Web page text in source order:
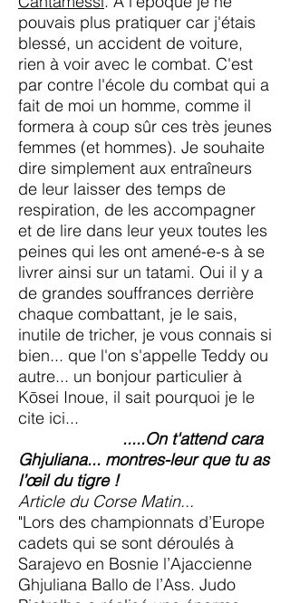
pouvais plus pratiquer car j'étais
blessé, un accident de voiture,
rien à voir avec le combat. C'est
par contre l'école du combat qui a
fait de moi un homme, comme il
formera à coup sûr ces très jeunes
femmes (et hommes). Je souhaite
dire simplement aux entraîneurs
de leur laisser des temps de
respiration, de les accompagner
et de lire dans leur yeux toutes les
peines qui les ont amené-e-s à se
livrer ainsi sur un tatami. Oui il y a
de grandes souffrances derrière
chaque combattant, je le sais,
inutile de tricher, je vous connais si
bien... que l'on s'appelle Teddy ou
autre... un bonjour particulier à
Kōsei Inoue, il sait pourquoi je le
cite ici...
.....On t'attend cara
Ghjuliana... montres-leur que tu as
l’œil du tigre !
Article du Corse Matin...
"Lors des championnats d’Europe
cadets qui se sont déroulés à
Sarajevo en Bosnie l’Ajaccienne
Ghjuliana Ballo de l’Ass. Judo